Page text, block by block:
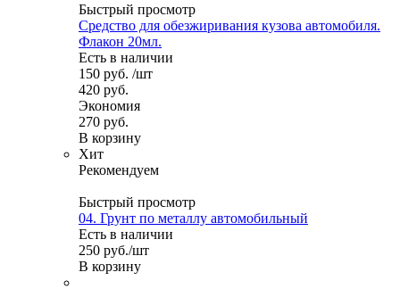
Быстрый просмотр
Средство для обезжиривания кузова автомобиля.
Флакон 20мл.
Есть в наличии
150 руб. /шт
420 руб.
Экономия
270 руб.
В корзину
Хит
Рекомендуем
Быстрый просмотр
04. Грунт по металлу автомобильный
Есть в наличии
250 руб./шт
В корзину